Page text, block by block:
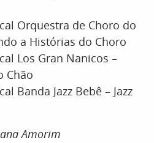
Orquestra de Choro do
a Histórias do Choro
Los Gran Nanicos –
Chão
Banda Jazz Bebê – Jazz
Amorim